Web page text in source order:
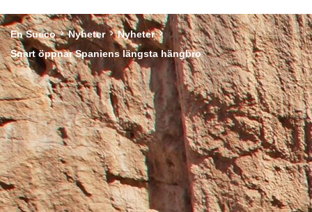
En Sueco Nyheter
Nyheter
Snart öppnar Spaniens längsta hängbro